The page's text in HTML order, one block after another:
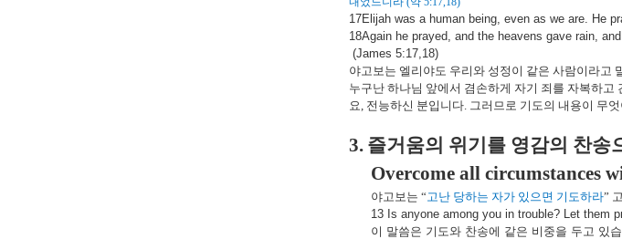
17Elijah was a human being, even as we are. He
18Again he prayed, and the heavens gave rain,
(James 5:17,18)
야고보는 엘리야도 우리와 성정이 같은 사람이라고
누구난 하나님 앞에서 겸손하게 자기 죄를 자복하고
요, 전능하신 분입니다. 그러므로 기도의 내용이 무
3. 즐거움의 위기를 영감의 찬송
Overcome all circumstances
야고보는 “고난 당하는 자가 있으면 기도하라”
13 Is anyone among you in trouble? Let them
이 말씀은 기도와 찬송에 같은 비중을 두고 있